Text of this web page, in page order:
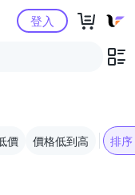
物中心登入
價 價格低到高 排序